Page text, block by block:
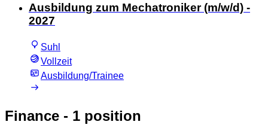
Ausbildung zum Mechatroniker (m/w/d) -
2027
Suhl
Vollzeit
Ausbildung/Trainee
Finance - 1 position